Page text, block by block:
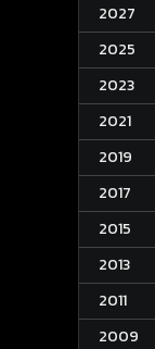
2027
2025
2023
2021
2019
2017
2015
2013
2011
2009